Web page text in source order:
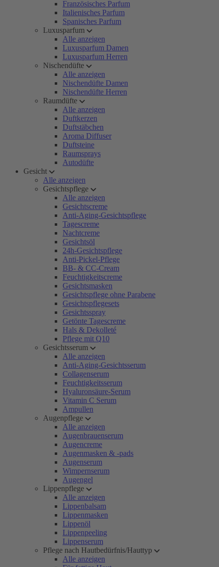
Französisches Parfum
Italienisches Parfum
Spanisches Parfum
Luxusparfum
Alle anzeigen
Luxusparfum Damen
Luxusparfum Herren
Nischendüfte
Alle anzeigen
Nischendüfte Damen
Nischendüfte Herren
Raumdüfte
Alle anzeigen
Duftkerzen
Duftstäbchen
Aroma Diffuser
Duftsteine
Raumsprays
Autodüfte
Gesicht
Alle anzeigen
Gesichtspflege
Alle anzeigen
Gesichtscreme
Anti-Aging-Gesichtspflege
Tagescreme
Nachtcreme
Gesichtsöl
24h-Gesichtspflege
Anti-Pickel-Pflege
BB- & CC-Cream
Feuchtigkeitscreme
Gesichtsmasken
Gesichtspflege ohne Parabene
Gesichtspflegesets
Gesichtsspray
Getönte Tagescreme
Hals & Dekolleté
Pflege mit Q10
Gesichtsserum
Alle anzeigen
Anti-Aging-Gesichtsserum
Collagenserum
Feuchtigkeitsserum
Hyaluronsäure-Serum
Vitamin C Serum
Ampullen
Augenpflege
Alle anzeigen
Augenbrauenserum
Augencreme
Augenmasken & -pads
Augenserum
Wimpernserum
Augengel
Lippenpflege
Alle anzeigen
Lippenbalsam
Lippenmasken
Lippenöl
Lippenpeeling
Lippenserum
Pflege nach Hautbedürfnis/Hauttyp
Alle anzeigen